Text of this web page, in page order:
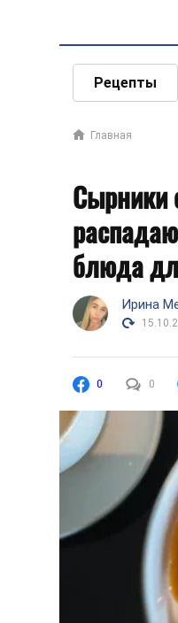
Рецепты
Главная
Сырники
блюда
Ирина
0 0